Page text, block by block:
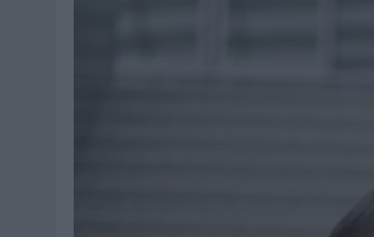
AUDIBLE REIVINDICA EL PODER